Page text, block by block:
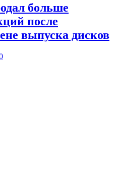
больше
после
выпуска дисков